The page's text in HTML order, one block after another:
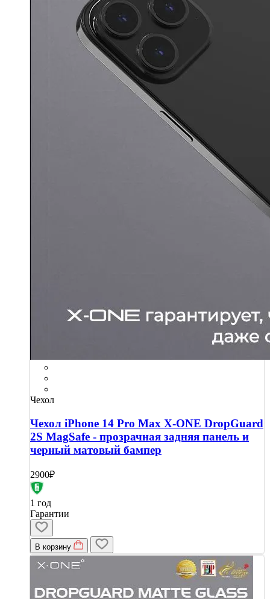
Чехол
Чехол iPhone 14 Pro Max X-ONE DropGuard
2S MagSafe - прозрачная задняя панель и
черный матовый бампер
2900₽
1 год
Гарантии
В корзину